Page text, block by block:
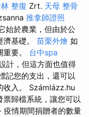
整復 Zrt. 天母 整骨
推拿師證照
始於農業，但由於公
基礎。 苗栗外燴 如
要。 台中spa
計，但這方面也值得
記您的支出，還可以
收入。 Számlázz.hu
歸檔系統，讓您可以
情期間捐贈者的數量